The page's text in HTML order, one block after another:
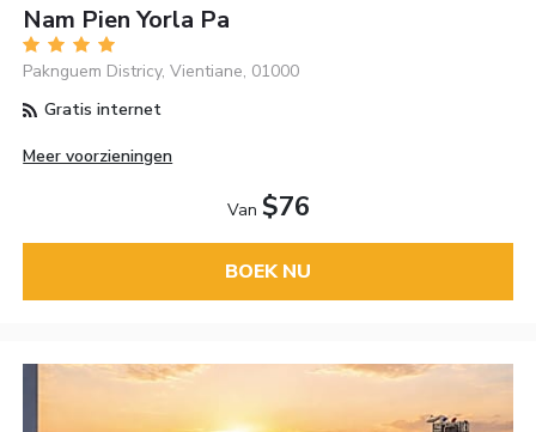
Nam Pien Yorla Pa
Paknguem Districy, Vientiane, 01000
Gratis internet
Meer voorzieningen
Van $76
BOEK NU